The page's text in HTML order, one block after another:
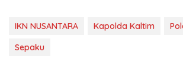
IKN NUSANTARA Kapolda Kaltim
Sepaku